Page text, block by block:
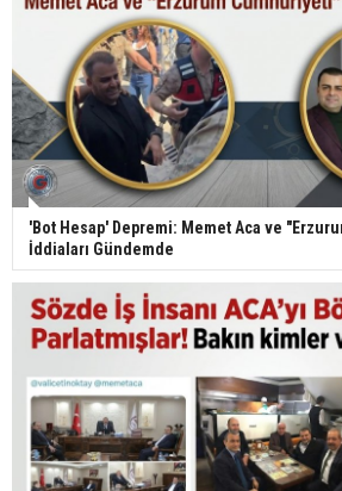
'Bot Hesap' Depremi: Memet Aca ve
İddiaları Gündemde